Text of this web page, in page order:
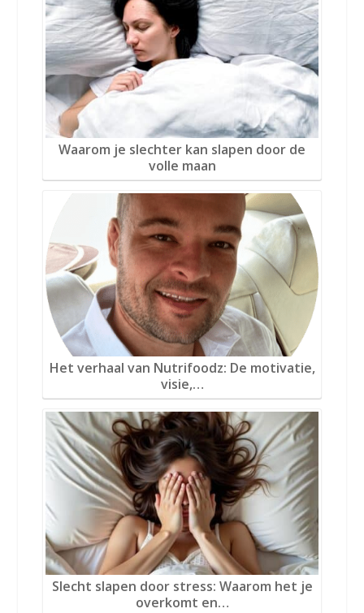
Waarom je slechter kan slapen door de
volle maan
Het verhaal van Nutrifoodz: De motivatie,
visie,…
Slecht slapen door stress: Waarom het je
overkomt en…